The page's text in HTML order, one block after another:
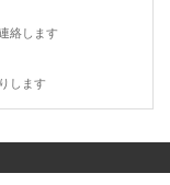
絡します
します